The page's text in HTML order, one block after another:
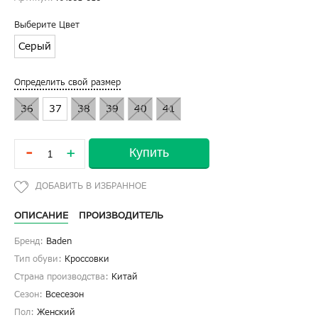
Выберите Цвет
Серый
Определить свой размер
36 37 38 39 40 41
- + Купить
ОПИСАНИЕ ПРОИЗВОДИТЕЛЬ
Бренд: Baden
Тип обуви: Кроссовки
Страна производства: Китай
Сезон: Всесезон
Пол: Женский